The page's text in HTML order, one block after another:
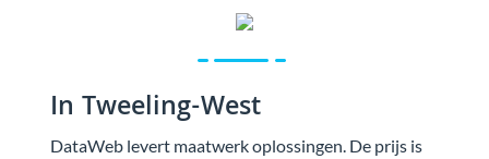
In Tweeling-West
DataWeb levert maatwerk oplossingen. De prijs is